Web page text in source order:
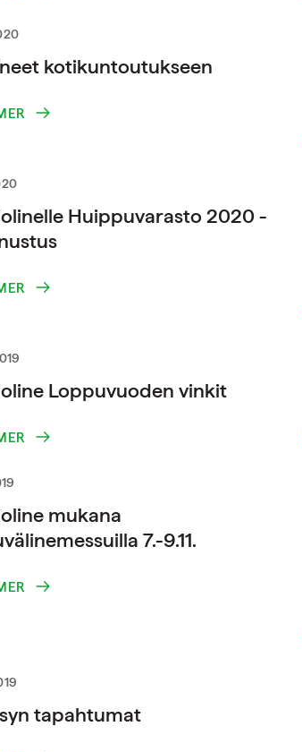
kotikuntoutukseen
Huippuvarasto 2020 -
Loppuvuoden vinkit
mukana
7.-9.11.
tapahtumat